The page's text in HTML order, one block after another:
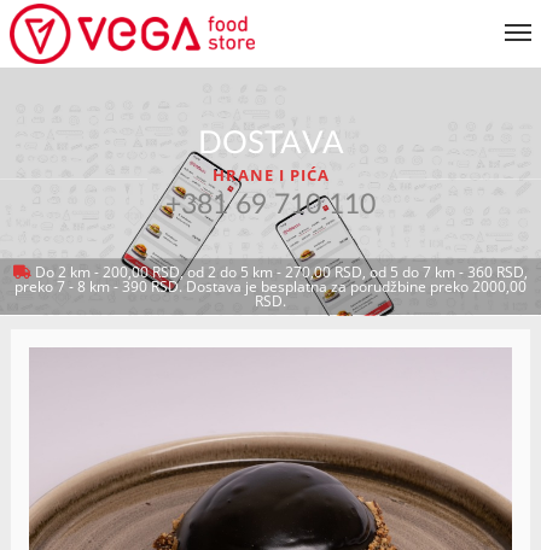
KORISNIČKI SERVISDOSTAVA
HRANE I PIĆA
+381 69 710 110
Do 2 km - 200,00 RSD, od 2 do 5 km - 270,00 RSD, od 5 do 7 km - 360 RSD,
preko 7 - 8 km - 390 RSD. Dostava je besplatna za porudžbine preko 2000,00
RSD.
VRATI SE NA JELOVNIK